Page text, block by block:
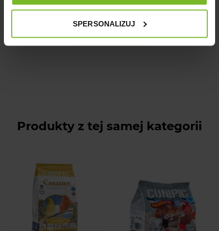
SPERSONALIZUJ
Zadaj pytanie
Produkty z tej samej kategorii